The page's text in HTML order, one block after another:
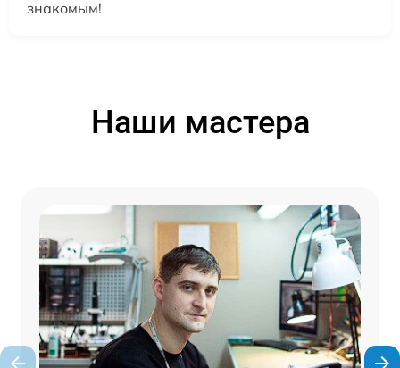
знакомым!
Наши мастера